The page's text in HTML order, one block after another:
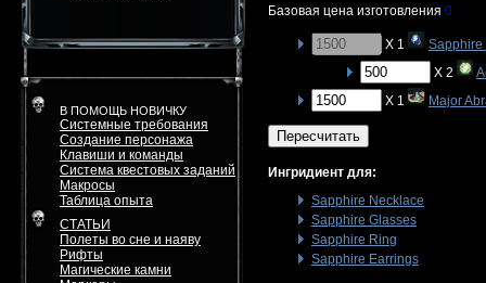
В ПОМОЩЬ НОВИЧКУ
Системные требования
Создание персонажа
Клавиши и команды
Система квестовых заданий
Макросы
Таблица опыта
СТАТЬИ
Полеты во сне и наяву
Рифты
Магические камни
Базовая цена изготовления 0
X 1
Sapphire
X 2
X 1
Major
Пересчитать
Ингридиент для:
Sapphire Necklace
Sapphire Glasses
Sapphire Ring
Sapphire Earrings